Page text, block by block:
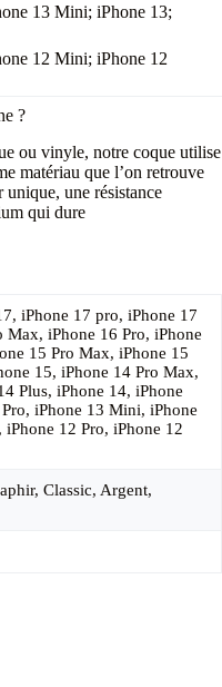
13 Mini; iPhone 13;
12 Mini; iPhone 12
?
ou vinyle, notre coque utilise
matériau que l’on retrouve
unique, une résistance
qui dure
iPhone 17 pro, iPhone 17
Max, iPhone 16 Pro, iPhone
15 Pro Max, iPhone 15
15, iPhone 14 Pro Max,
Plus, iPhone 14, iPhone
iPhone 13 Mini, iPhone
12 Pro, iPhone 12
Classic, Argent,